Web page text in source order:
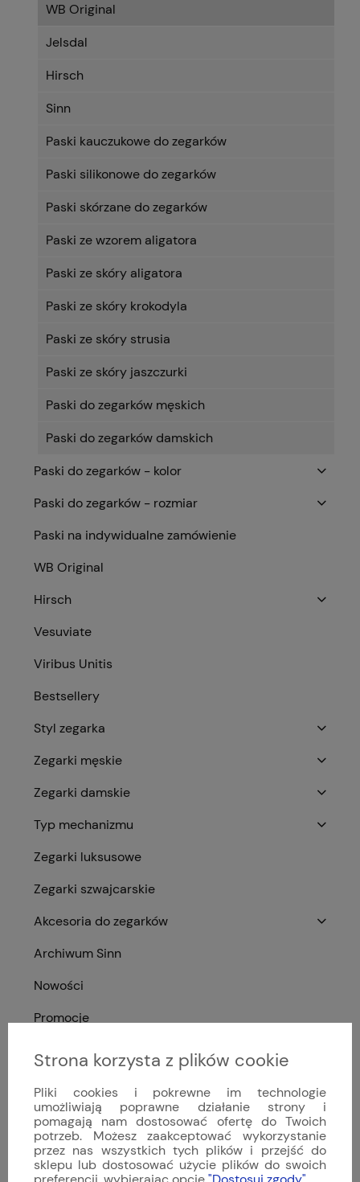
WB Original
Jelsdal
Hirsch
Sinn
Paski kauczukowe do zegarków
Paski silikonowe do zegarków
Paski skórzane do zegarków
Paski ze wzorem aligatora
Paski ze skóry aligatora
Paski ze skóry krokodyla
Paski ze skóry strusia
Paski ze skóry jaszczurki
Paski do zegarków męskich
Paski do zegarków damskich
Paski do zegarków - kolor
Paski do zegarków - rozmiar
Paski na indywidualne zamówienie
WB Original
Hirsch
Vesuviate
Viribus Unitis
Bestsellery
Styl zegarka
Zegarki męskie
Zegarki damskie
Typ mechanizmu
Zegarki luksusowe
Zegarki szwajcarskie
Akcesoria do zegarków
Archiwum Sinn
Nowości
Promocje
Ocena sklepu
4.9
Opinie, z których została wyliczona średnia,
są wystawione przez zweryfikowanych
klientów, którzy dokonali zakupu w sklepie.
5
Strona korzysta z plików cookie
Pliki cookies i pokrewne im technologie
umożliwiają poprawne działanie strony i
pomagają nam dostosować ofertę do Twoich
potrzeb. Możesz zaakceptować wykorzystanie
przez nas wszystkich tych plików i przejść do
sklepu lub dostosować użycie plików do swoich